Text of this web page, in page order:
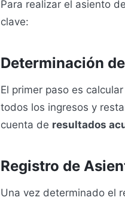
Para realizar el asiento
clave:
Determinación
El primer paso es
todos los ingresos y
cuenta de resultados
Registro de
Una vez determinado el